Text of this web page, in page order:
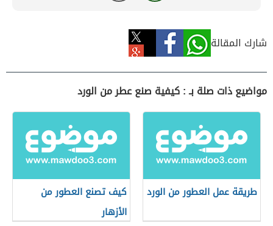
شارك المقالة
مواضيع ذات صلة بـ : كيفية صنع عطر من الورد
طريقة عمل العطور من الورد
كيف تصنع العطور من
الأزهار